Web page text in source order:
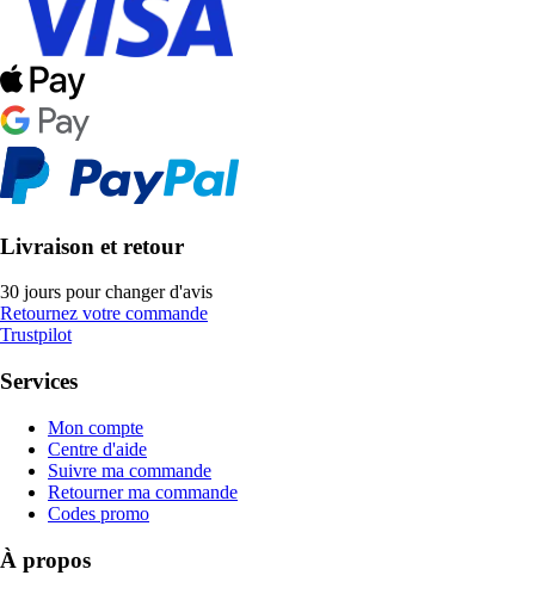
Livraison et retour
30 jours pour changer d'avis
Retournez votre commande
Trustpilot
Services
Mon compte
Centre d'aide
Suivre ma commande
Retourner ma commande
Codes promo
À propos